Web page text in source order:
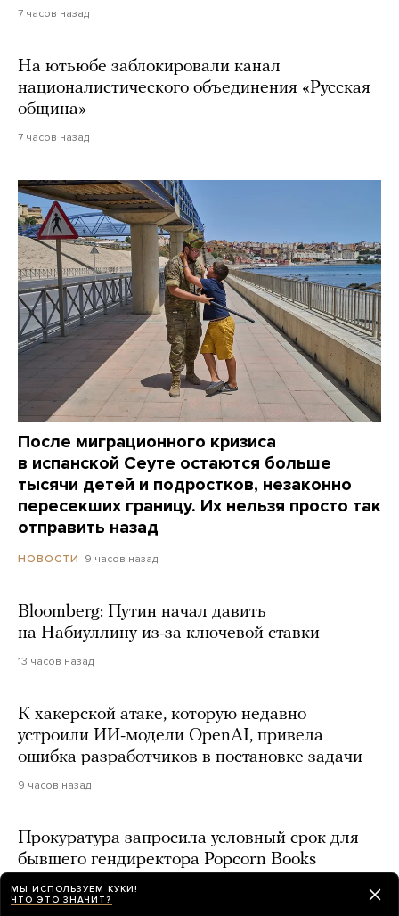
7 часов назад
На ютьюбе заблокировали канал
националистического объединения «Русская
община»
7 часов назад
После миграционного кризиса
в испанской Сеуте остаются больше
тысячи детей и подростков, незаконно
пересекших границу. Их нельзя просто так
отправить назад
НОВОСТИ 9 часов назад
Bloomberg: Путин начал давить
на Набиуллину из-за ключевой ставки
13 часов назад
К хакерской атаке, которую недавно
устроили ИИ-модели OpenAI, привела
ошибка разработчиков в постановке задачи
9 часов назад
Прокуратура запросила условный срок для
бывшего гендиректора Popcorn Books
Дмитрия Протопопова по делу о продаже
квир-литературы
МЫ ИСПОЛЬЗУЕМ КУКИ!
ЧТО ЭТО ЗНАЧИТ?